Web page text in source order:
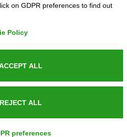
ANNOUNCEMENT
UNI EN ISO 9001:2015
- C.so Italia n.8 70123, BARI
on GDPR preferences to find out
Policy
ALL
REJECT ALL
preferences